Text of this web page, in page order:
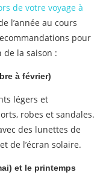
de votre voyage à
l’année au cours
pour
la saison :
à février)
légers et
robes et sandales.
des lunettes de
de l’écran solaire.
et le printemps